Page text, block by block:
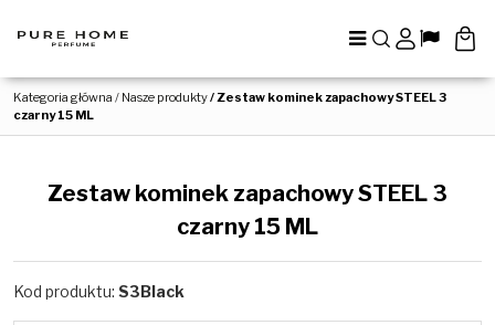
Menu
SzukajPanelLang
Kategoria główna / Nasze produkty/Zestaw kominek zapachowy STEEL 3
czarny 15 ML
Zestaw kominek zapachowy STEEL 3
czarny 15 ML
Kod produktu: S3Black